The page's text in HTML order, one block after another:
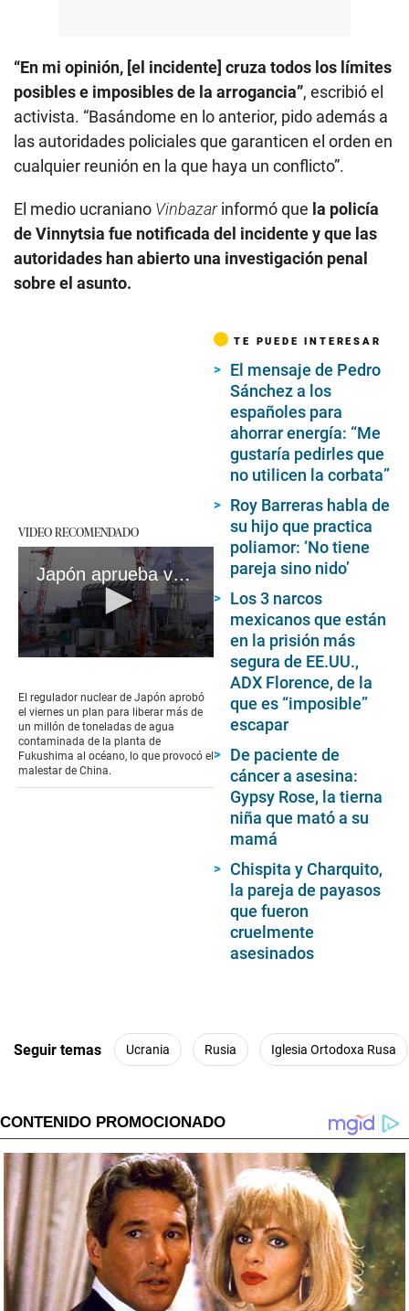
“En mi opinión, [el incidente] cruza todos los límites
posibles e imposibles de la arrogancia”, escribió el
activista. “Basándome en lo anterior, pido además a
las autoridades policiales que garanticen el orden en
cualquier reunión en la que haya un conflicto”.
El medio ucraniano Vinbazarinformó que la policía
de Vinnytsia fue notificada del incidente y que las
autoridades han abierto una investigación penal
sobre el asunto.
VIDEO RECOMENDADO
Japón aprueba verter agua contaminada de Fukushima al océano
of
1
minute,
29
seconds
El regulador nuclear de Japón aprobó
el viernes un plan para liberar más de
un millón de toneladas de agua
contaminada de la planta de
Fukushima al océano, lo que provocó el
malestar de China.
TE PUEDE INTERESAR
El mensaje de Pedro
Sánchez a los
españoles para
ahorrar energía: “Me
gustaría pedirles que
no utilicen la corbata”
Roy Barreras habla de
su hijo que practica
poliamor: ‘No tiene
pareja sino nido’
Los 3 narcos
mexicanos que están
en la prisión más
segura de EE.UU.,
ADX Florence, de la
que es “imposible”
escapar
De paciente de
cáncer a asesina:
Gypsy Rose, la tierna
niña que mató a su
mamá
Chispita y Charquito,
la pareja de payasos
que fueron
cruelmente
asesinados
Seguir temas Ucrania Rusia Iglesia Ortodoxa Rusa